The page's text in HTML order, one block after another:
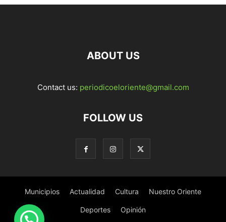
ABOUT US
Contact us: periodicoeloriente@gmail.com
FOLLOW US
Municipios Actualidad Cultura Nuestro Oriente
Deportes Opinión